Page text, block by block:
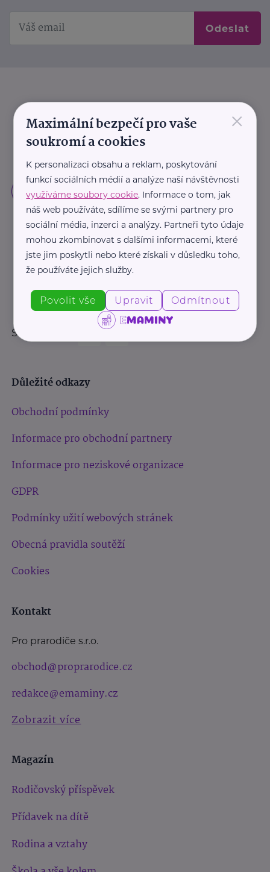
Odeslat
Sledujte nás:
Důležité odkazy
Obchodní podmínky
Informace pro obchodní partnery
Informace pro neziskové organizace
GDPR
Podmínky užití webových stránek
Obecná pravidla soutěží
Cookies
Kontakt
Pro prarodiče s.r.o.
obchod@proprarodice.cz
redakce@emaminy.cz
Zobrazit více
Magazín
Rodičovský příspěvek
Přídavek na dítě
Rodina a vztahy
×
Maximální bezpečí pro vaše
soukromí a cookies
K personalizaci obsahu a reklam, poskytování
funkcí sociálních médií a analýze naší návštěvnosti
využíváme soubory cookie. Informace o tom, jak
náš web používáte, sdílíme se svými partnery pro
sociální média, inzerci a analýzy. Partneři tyto údaje
mohou zkombinovat s dalšími informacemi, které
jste jim poskytli nebo které získali v důsledku toho,
že používáte jejich služby.
Povolit vše Upravit Odmítnout